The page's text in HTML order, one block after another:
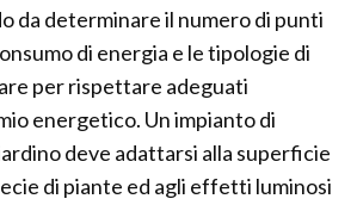
da determinare il numero di punti
di energia e le tipologie di
per rispettare adeguati
energetico. Un impianto di
deve adattarsi alla superficie
di piante ed agli effetti luminosi